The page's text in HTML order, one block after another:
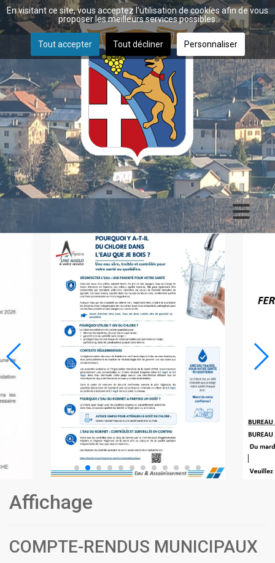
Affichage
COMPTE-RENDUS MUNICIPAUX
En visitant ce site, vous acceptez l'utilisation de cookies afin de vous
proposer les meilleurs services possibles.
Tout accepter Tout décliner Personnaliser